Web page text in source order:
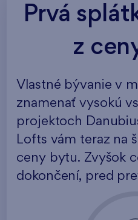
Prvá
z
Vlastné bývanie v
znamenať vysokú
projektoch
Lofts vám teraz na
ceny bytu. Zvyšok
dokončení, pred